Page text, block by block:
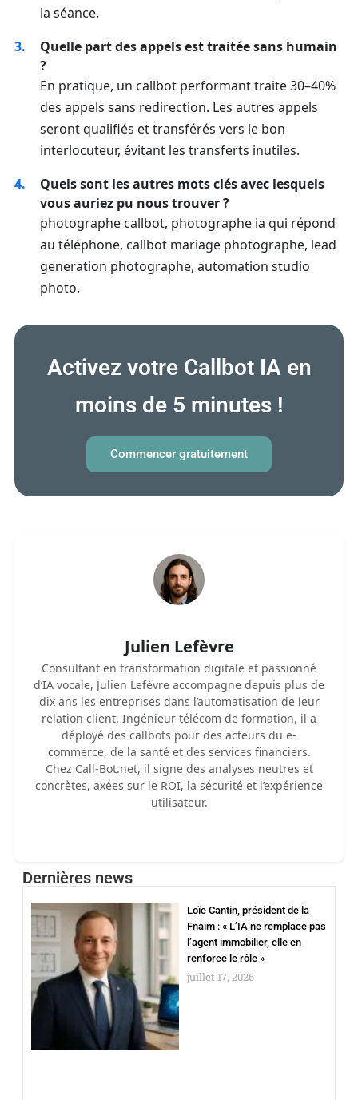
la séance.
Quelle part des appels est traitée sans humain
?
En pratique, un callbot performant traite 30–40%
des appels sans redirection. Les autres appels
seront qualifiés et transférés vers le bon
interlocuteur, évitant les transferts inutiles.
Quels sont les autres mots clés avec lesquels
vous auriez pu nous trouver ?
photographe callbot, photographe ia qui répond
au téléphone, callbot mariage photographe, lead
generation photographe, automation studio
photo.
Activez votre Callbot IA en
moins de 5 minutes !
Commencer gratuitement
Julien Lefèvre
Consultant en transformation digitale et passionné
d’IA vocale, Julien Lefèvre accompagne depuis plus de
dix ans les entreprises dans l’automatisation de leur
relation client. Ingénieur télécom de formation, il a
déployé des callbots pour des acteurs du e-
commerce, de la santé et des services financiers.
Chez Call-Bot.net, il signe des analyses neutres et
concrètes, axées sur le ROI, la sécurité et l’expérience
utilisateur.
Dernières news
Loïc Cantin, président de la
Fnaim : « L’IA ne remplace pas
l’agent immobilier, elle en
renforce le rôle »
juillet 17, 2026